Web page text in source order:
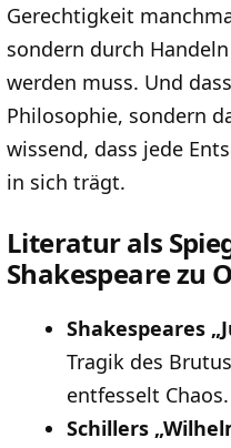
Gerechtigkeit
sondern durch
werden muss. Und
Philosophie, sondern
wissend, dass jede
in sich trägt.
Literatur als
Shakespeare zu
Shakespeares
Tragik des
entfesselt Chaos.
Schillers